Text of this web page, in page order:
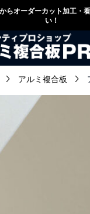
らオーダーカット加工・
い！
 アルミ複合板 